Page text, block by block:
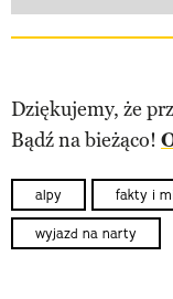
Dziękujemy, że
Bądź na bieżąco!
alpy fakty i
wyjazd na narty